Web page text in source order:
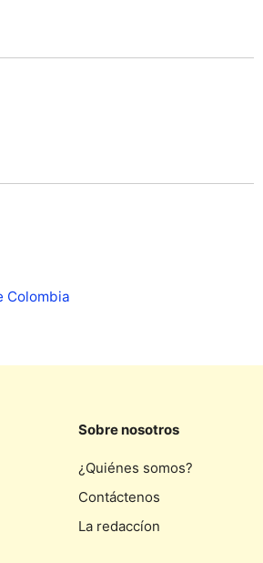
Colombia
Sobre nosotros
¿Quiénes somos?
Contáctenos
La redaccíon